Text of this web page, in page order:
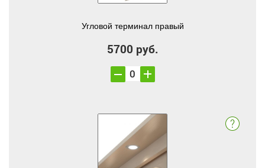
Угловой терминал правый
5700 руб.